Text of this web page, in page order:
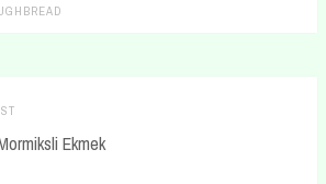
Previous
post:
Ekmek